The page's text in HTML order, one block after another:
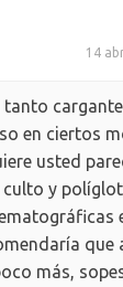
14
tanto
en ciertos
usted
culto y
que
más,